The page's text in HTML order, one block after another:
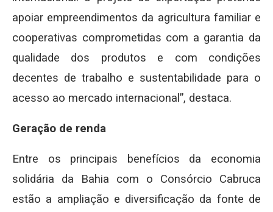
apoiar empreendimentos da agricultura familiar e
cooperativas comprometidas com a garantia da
qualidade dos produtos e com condições
decentes de trabalho e sustentabilidade para o
acesso ao mercado internacional”, destaca.
Geração de renda
Entre os principais benefícios da economia
solidária da Bahia com o Consórcio Cabruca
estão a ampliação e diversificação da fonte de